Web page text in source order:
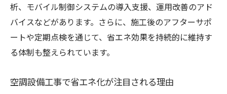
析、モバイル制御システムの導入支援、運用改善のアド
バイスなどがあります。さらに、施工後のアフターサポ
ートや定期点検を通じて、省エネ効果を持続的に維持す
る体制も整えられています。
空調設備工事で省エネ化が注目される理由